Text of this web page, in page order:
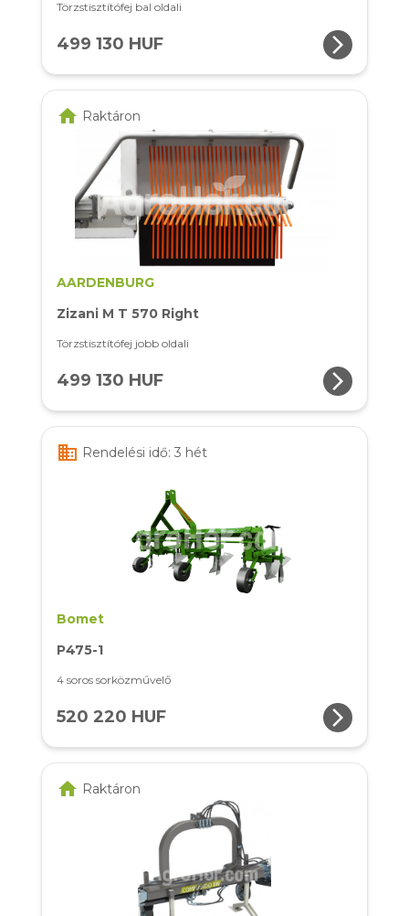
Törzstisztítófej bal oldali
499 130 HUF arrow_forward_ios
home Raktáron
AARDENBURG
Zizani M T 570 Right
Törzstisztítófej jobb oldali
499 130 HUF arrow_forward_ios
business Rendelési idő: 3 hét
Bomet
P475-1
4 soros sorközművelő
520 220 HUF arrow_forward_ios
home Raktáron